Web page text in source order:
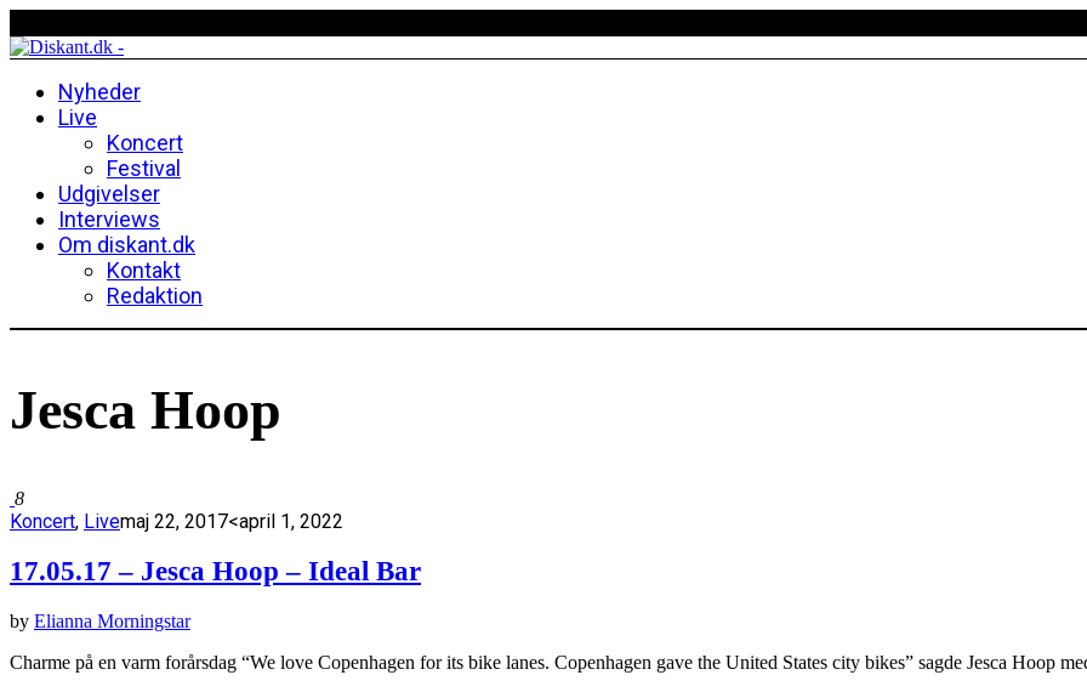
Nyheder
Live
Koncert
Festival
Udgivelser
Interviews
Om diskant.dk
Kontakt
Redaktion
Jesca Hoop
8
Koncert, Livemaj 22, 2017<april 1, 2022
17.05.17 – Jesca Hoop – Ideal Bar
by Elianna Morningstar
Charme på en varm forårsdag “We love Copenhagen for its bike lanes. Copenhagen gave the United States city bikes” sagde Jesca Hoop